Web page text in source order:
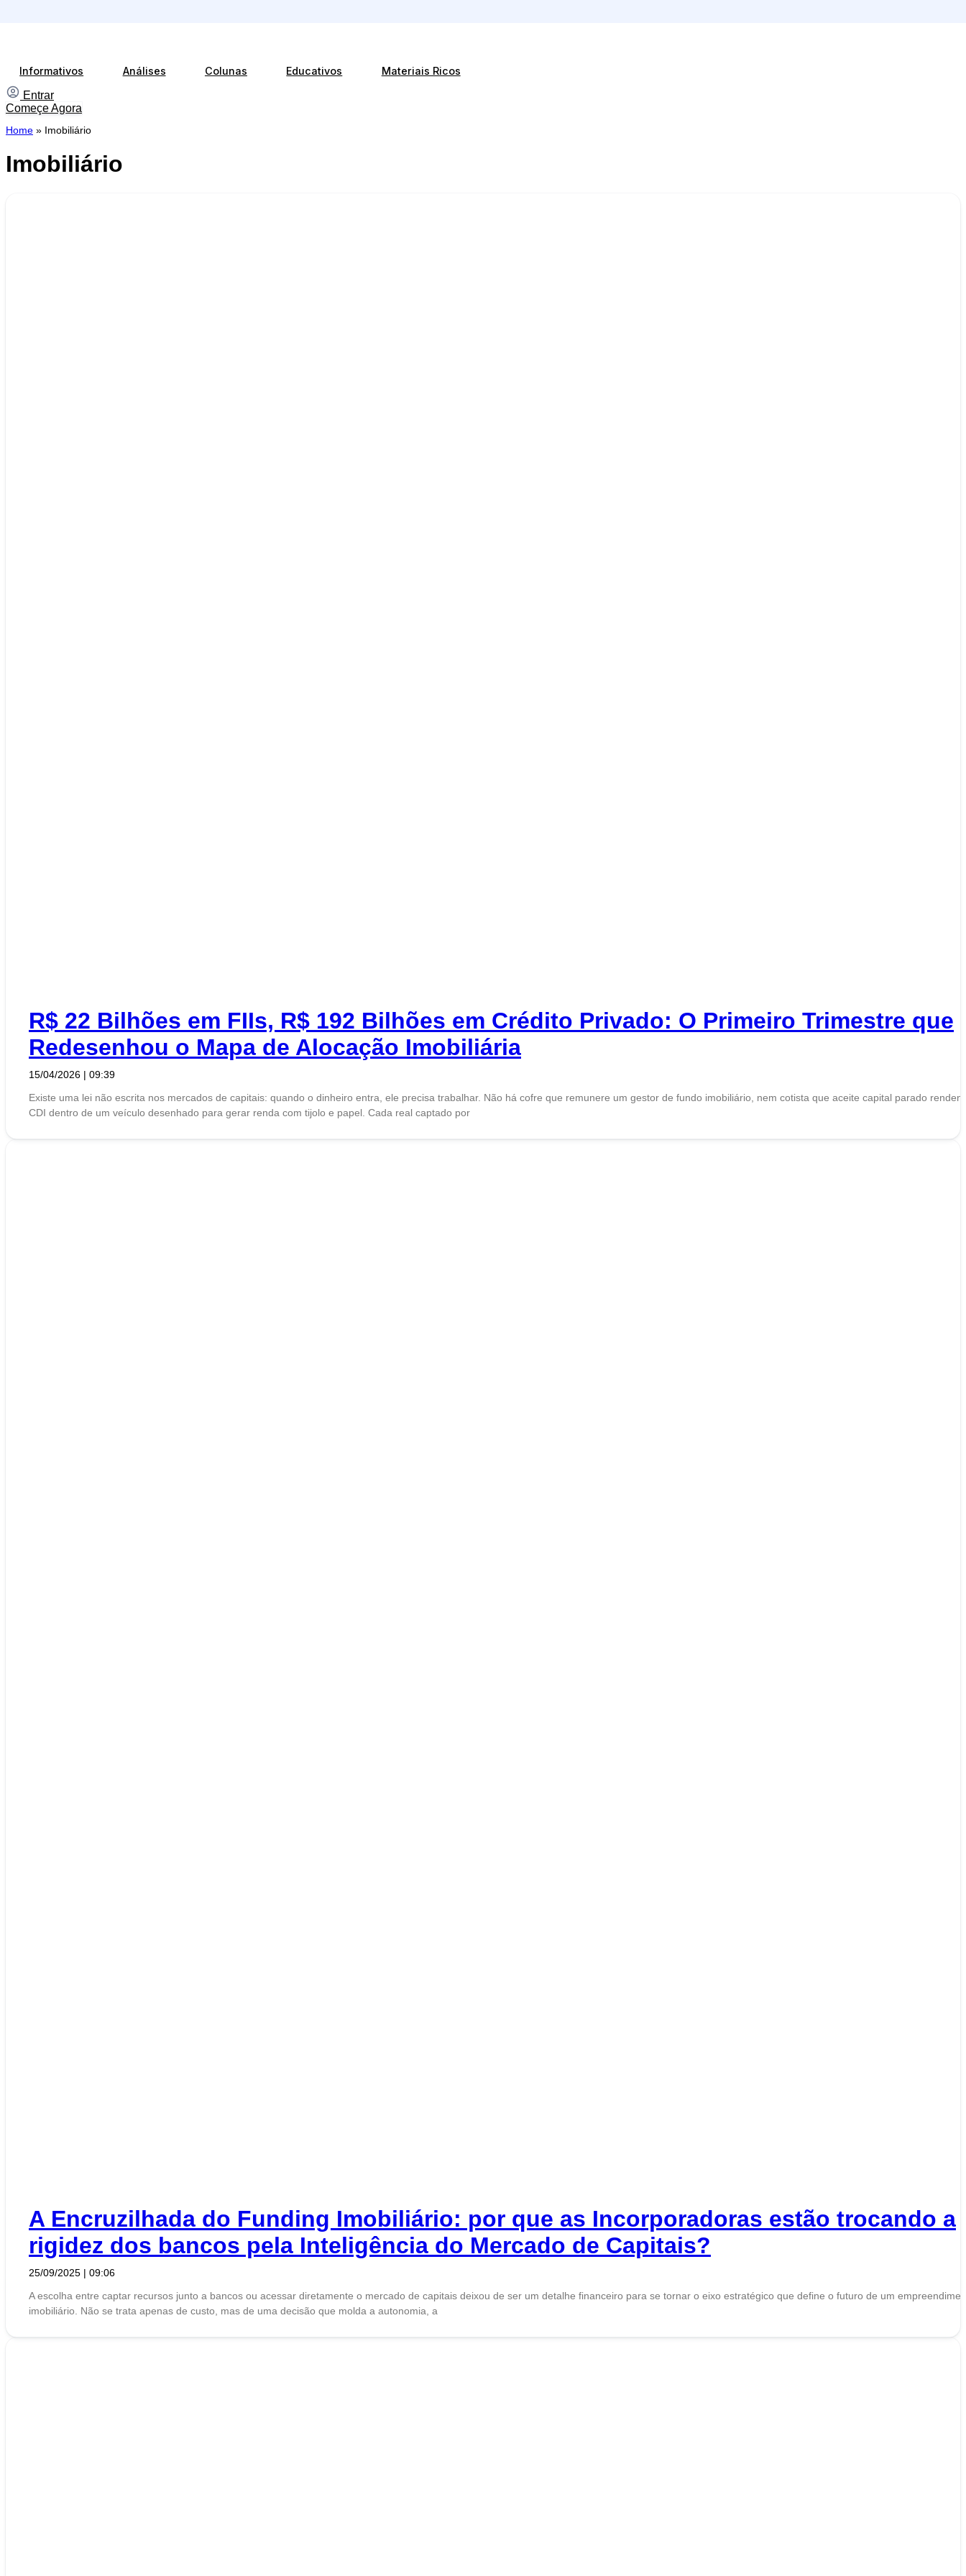
Informativos
Análises Colunas Educativos Materiais Ricos
Entrar
Começe Agora
Home » Imobiliário
Imobiliário
R$ 22 Bilhões em FIIs, R$ 192 Bilhões em Crédito Privado: O Primeiro Trimestre que
Redesenhou o Mapa de Alocação Imobiliária
15/04/2026
09:39
Existe uma lei não escrita nos mercados de capitais: quando o dinheiro entra, ele precisa trabalhar. Não há cofre que remunere um gestor de fundo imobiliário, nem cotista que aceite capital parado
CDI dentro de um veículo desenhado para gerar renda com tijolo e papel. Cada real captado por
A Encruzilhada do Funding Imobiliário: por que as Incorporadoras estão trocando a
rigidez dos bancos pela Inteligência do Mercado de Capitais?
25/09/2025
09:06
A escolha entre captar recursos junto a bancos ou acessar diretamente o mercado de capitais deixou de ser um detalhe financeiro para se tornar o eixo estratégico que define o futuro de um
imobiliário. Não se trata apenas de custo, mas de uma decisão que molda a autonomia, a